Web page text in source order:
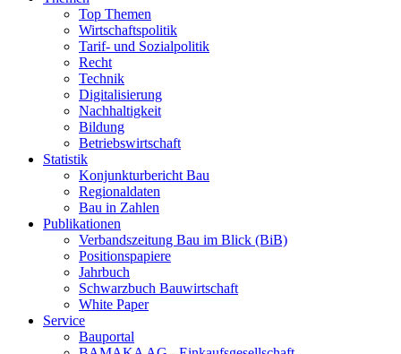
Top Themen
Wirtschaftspolitik
Tarif- und Sozialpolitik
Recht
Technik
Digitalisierung
Nachhaltigkeit
Bildung
Betriebswirtschaft
Statistik
Konjunkturbericht Bau
Regionaldaten
Bau in Zahlen
Publikationen
Verbandszeitung Bau im Blick (BiB)
Positionspapiere
Jahrbuch
Schwarzbuch Bauwirtschaft
White Paper
Service
Bauportal